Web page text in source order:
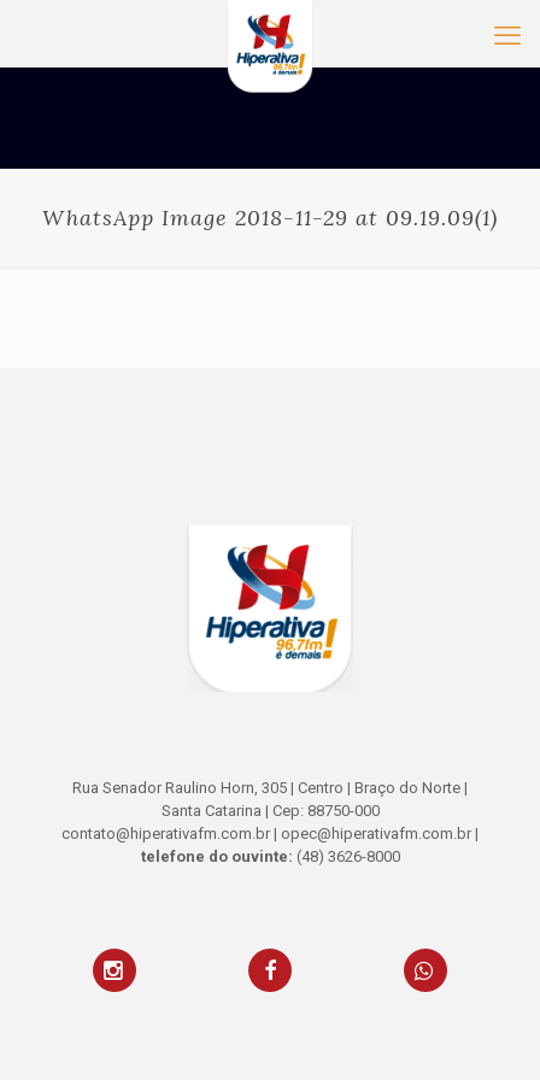
WhatsApp Image 2018-11-29 at 09.19.09(1)
Rua Senador Raulino Horn, 305 | Centro | Braço do Norte |
Santa Catarina | Cep: 88750-000
contato@hiperativafm.com.br | opec@hiperativafm.com.br |
telefone do ouvinte: (48) 3626-8000